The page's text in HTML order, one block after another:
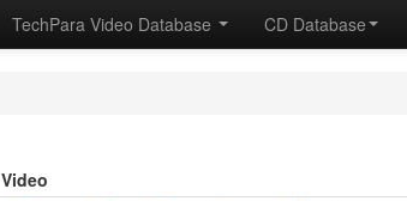
TechPara Video Database CD Database
Video